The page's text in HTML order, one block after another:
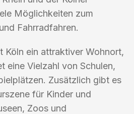
Möglichkeiten zum
Fahrradfahren.
Köln ein attraktiver Wohnort,
eine Vielzahl von Schulen,
Zusätzlich gibt es
für Kinder und
Zoos und